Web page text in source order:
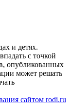
и детях.
с точкой
опубликованных
может решать
сайтом rodi.ru